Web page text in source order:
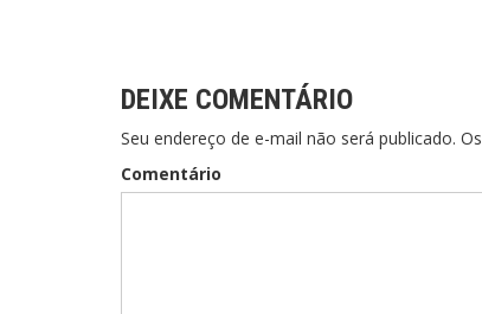
DEIXE COMENTÁRIO
Seu endereço de e-mail não será publicado.
Comentário